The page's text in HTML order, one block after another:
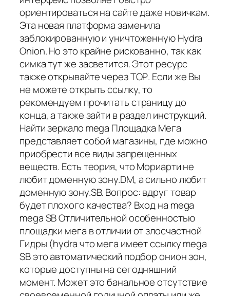
ориентироваться на сайте даже новичкам.
Эта новая платформа заменила
заблокированную и уничтоженную Hydra
Onion. Но это крайне рискованно, так как
симка тут же засветится. Этот ресурс
также открывайте через ТОР. Если же Вы
не можете открыть ссылку, то
рекомендуем прочитать страницу до
конца, а также зайти в раздел инструкций.
Найти зеркало mega Площадка Мега
представляет собой магазины, где можно
приобрести все виды запрещенных
веществ. Есть теория, что Мориарти не
любит доменную зону.DM, а сильно любит
доменную зону.SB. Вопрос: вдруг товар
будет плохого качества? Вход на mega
mega SB Отличительной особенностью
площадки мега в отличии от злосчастной
Гидры (hydra что мега имеет ссылку mega
SB это автоматический подбор онион зон,
которые доступны на сегодняшний
момент. Может это банальное отсутствие